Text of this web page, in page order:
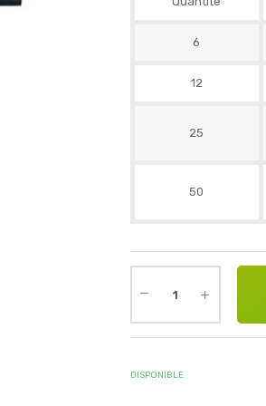
6
12
25
50
DISPONIBLE